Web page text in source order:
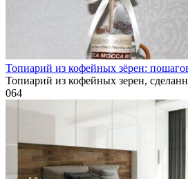
Топиарий из кофейных зёрен:
Топиарий из кофейных зерен,
064